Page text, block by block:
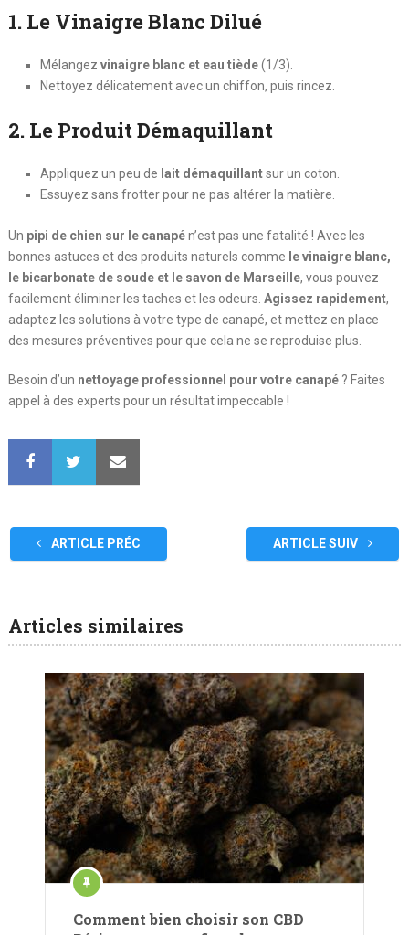
1. Le Vinaigre Blanc Dilué
Mélangez vinaigre blanc et eau tiède(1/3).
Nettoyez délicatement avec un chiffon, puis rincez.
2. Le Produit Démaquillant
Appliquez un peu de lait démaquillantsur un coton.
Essuyez sans frotter pour ne pas altérer la matière.
Un pipi de chien sur le canapén’est pas une fatalité ! Avec les
bonnes astuces et des produits naturels comme le vinaigre blanc,
le bicarbonate de soude et le savon de Marseille, vous pouvez
facilement éliminer les taches et les odeurs. Agissez rapidement,
adaptez les solutions à votre type de canapé, et mettez en place
des mesures préventives pour que cela ne se reproduise plus.
Besoin d’un nettoyage professionnel pour votre canapé? Faites
appel à des experts pour un résultat impeccable !
ARTICLE PRÉC ARTICLE SUIV
Articles similaires
Comment bien choisir son CBD